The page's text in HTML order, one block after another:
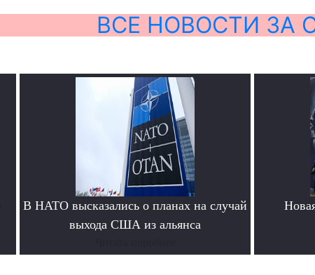
ВСЕ НОВОСТИ ЗА
В НАТО высказались о планах на случай
выхода США из альянса